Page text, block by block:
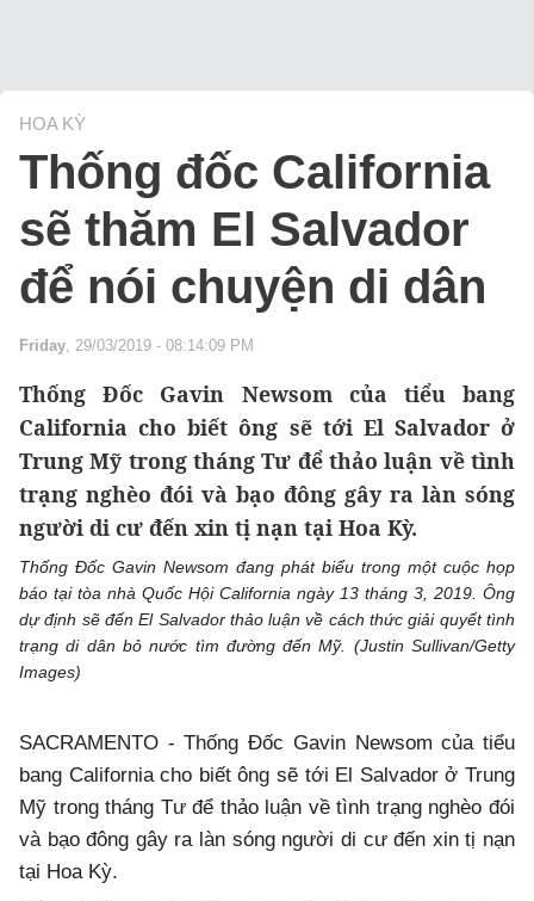
HOA KỲ
Thống đốc California
sẽ thăm El Salvador
để nói chuyện di dân
Friday, 29/03/2019 - 08:14:09 PM
Thống Đốc Gavin Newsom của tiểu bang
California cho biết ông sẽ tới El Salvador ở
Trung Mỹ trong tháng Tư để thảo luận về tình
trạng nghèo đói và bạo đông gây ra làn sóng
người di cư đến xin tị nạn tại Hoa Kỳ.
Thống Đốc Gavin Newsom đang phát biểu trong một cuộc họp
báo tại tòa nhà Quốc Hội California ngày 13 tháng 3, 2019. Ông
dự định sẽ đến El Salvador thảo luận về cách thức giải quyết tình
trạng di dân bỏ nước tìm đường đến Mỹ. (Justin Sullivan/Getty
Images)
SACRAMENTO - Thống Đốc Gavin Newsom của tiểu
bang California cho biết ông sẽ tới El Salvador ở Trung
Mỹ trong tháng Tư để thảo luận về tình trạng nghèo đói
và bạo đông gây ra làn sóng người di cư đến xin tị nạn
tại Hoa Kỳ.